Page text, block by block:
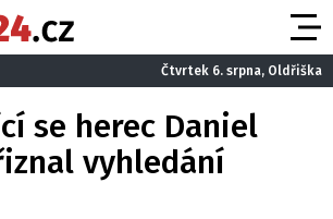
Čtvrtek 6. srpna, Oldřiška
se herec Daniel
vyhledání